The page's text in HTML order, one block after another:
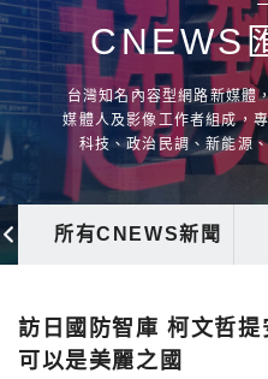
CNEWS
台灣知名內容型網路新媒體
媒體人及影像工作者組成，
科技、政治民調、新能源
所有CNEWS新聞
訪日國防智庫 柯文哲
可以是美麗之國